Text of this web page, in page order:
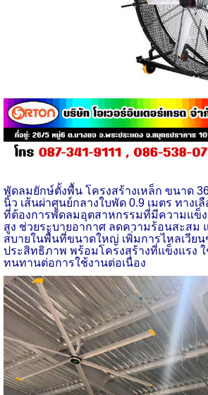
พัดลมยักษ์ตั้งพื้น โครงสร้างเหล็ก ขนาด
นิ้ว เส้นผ่าศูนย์กลางใบพัด 0.9 เมตร ทางเ
ที่ต้องการพัดลมอุตสาหกรรมที่มีความแข็
สูง ช่วยระบายอากาศ ลดความร้อนสะสม
สบายในพื้นที่ขนาดใหญ่ เพิ่มการไหลเวียน
ประสิทธิภาพ พร้อมโครงสร้างที่แข็งแรง
ทนทานต่อการใช้งานต่อเนื่อง